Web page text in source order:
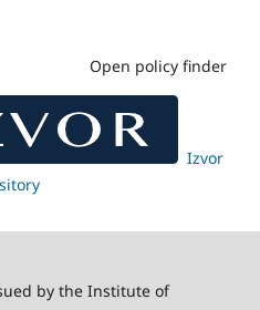
Open policy finder
Izvor
by the Institute of